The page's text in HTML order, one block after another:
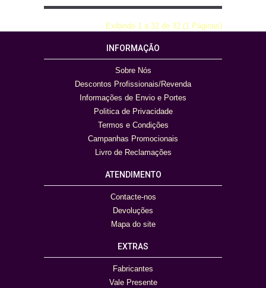
Exibindo 1 a 32 de 32 (1 Páginas)
INFORMAÇÃO
Sobre Nós
Descontos Profissionais/Revenda
Informações de Envio e Portes
Politica de Privacidade
Termos e Condições
Campanhas Promocionais
Livro de Reclamações
ATENDIMENTO
Contacte-nos
Devoluções
Mapa do site
EXTRAS
Fabricantes
Vale Presente